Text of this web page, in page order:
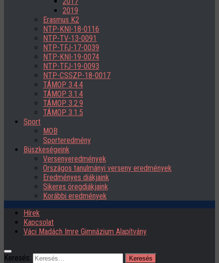
2019
Erasmus K2
NTP-KNI-18-0116
NTP-TV-13-0091
NTP-TFJ-17-0039
NTP-KNI-19-0074
NTP-TFJ-19-0093
NTP-CSSZP-18-0017
TÁMOP 3.4.4
TÁMOP 3.1.4
TÁMOP 3.2.9
TÁMOP 3.1.5
Sport
MOB
Sporteredmény
Büszkeségeink
Versenyeredmények
Országos tanulmányi verseny eredmények
Eredményes diákjaink
Sikeres öregdiákjaink
Korábbi eredmények
Hírek
Kapcsolat
Váci Madách Imre Gimnázium Alapítvány
Keresés: